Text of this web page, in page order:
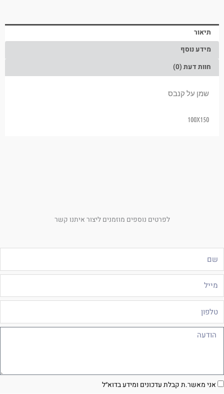
תיאור
מידע נוסף
חוות דעת (0)
שמן על קנבס
100X150
לפרטים נוספים מוזמנים ליצור איתנו קשר
אני מאשר.ת קבלת עדכונים ומידע בדוא״ל